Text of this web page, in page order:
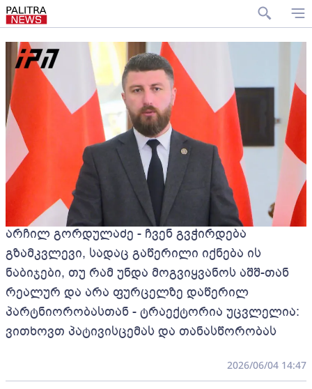
არჩილ გორდულაძე - ჩვენ გვჭირდება
გზამკვლევი, სადაც გაწერილი იქნება ის
ნაბიჯები, თუ რამ უნდა მოგვიყვანოს აშშ-თან
რეალურ და არა ფურცელზე დაწერილ
პარტნიორობასთან - ტრაექტორია უცვლელია:
ვითხოვთ პატივისცემას და თანასწორობას
2026/06/04 14:47